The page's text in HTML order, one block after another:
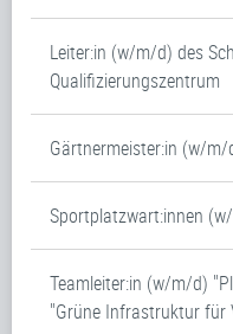
Leiter:in (w/m/d) des
Qualifizierungszentrum
Gärtnermeister:in (w/m/
Sportplatzwart:innen
Teamleiter:in (w/m/d)
"Grüne Infrastruktur für